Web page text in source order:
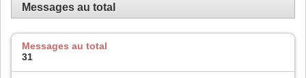
Messages au total
Messages au total
31